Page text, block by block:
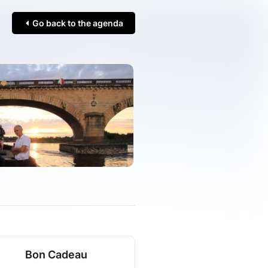
Go back to the agenda
Bon Cadeau